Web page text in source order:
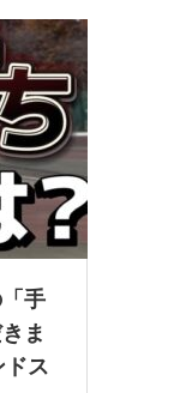
手
ま
ドス